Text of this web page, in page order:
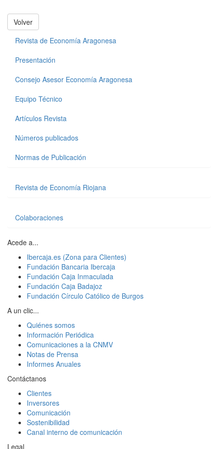
Volver
Revista de Economía Aragonesa
Presentación
Consejo Asesor Economía Aragonesa
Equipo Técnico
Artículos Revista
Números publicados
Normas de Publicación
Revista de Economía Riojana
Colaboraciones
Acede a...
Ibercaja.es (Zona para Clientes)
Fundación Bancaria Ibercaja
Fundación Caja Inmaculada
Fundación Caja Badajoz
Fundación Círculo Católico de Burgos
A un clic...
Quiénes somos
Información Periódica
Comunicaciones a la CNMV
Notas de Prensa
Informes Anuales
Contáctanos
Clientes
Inversores
Comunicación
Sostenibilidad
Canal interno de comunicación
Legal